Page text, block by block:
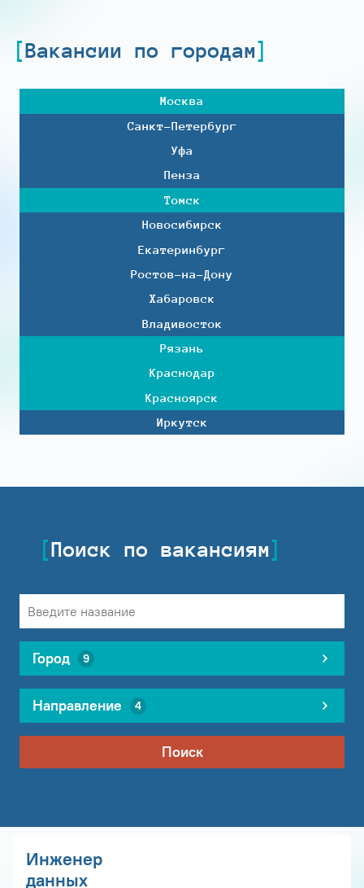
Вакансии по городам
Москва
Санкт-Петербург
Уфа
Пенза
Томск
Новосибирск
Екатеринбург
Ростов-на-Дону
Хабаровск
Владивосток
Рязань
Краснодар
Красноярск
Иркутск
Поиск по вакансиям
Город 9
Направление 4
Поиск
Инженер
данных